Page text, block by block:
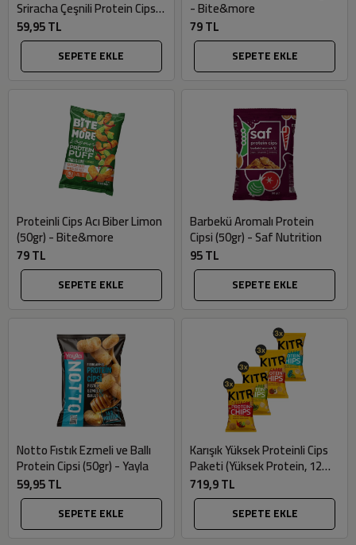
Sriracha Çeşnili Protein Cipsi
(50gr) - Yayla
59,95 TL
SEPETE EKLE
- Bite&more
79 TL
SEPETE EKLE
Proteinli Cips Acı Biber Limon
(50gr) - Bite&more
79 TL
SEPETE EKLE
Barbekü Aromalı Protein
Cipsi (50gr) - Saf Nutrition
95 TL
SEPETE EKLE
Notto Fıstık Ezmeli ve Ballı
Protein Cipsi (50gr) - Yayla
59,95 TL
SEPETE EKLE
Karışık Yüksek Proteinli Cips
Paketi (Yüksek Protein, 12
adet x 50gr) - Kıtr
719,9 TL
SEPETE EKLE